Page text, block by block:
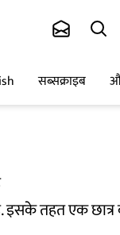
सब्सक्राइब
इसके तहत एक